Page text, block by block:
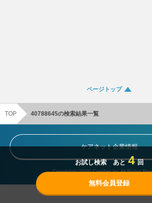
ページトップ
TOP 40788645の検索結果一覧
ケアネット企業情報
Copyright(c)2000 CareNet,Inc All Rights
お試し検索 あと 4 回
無料会員登録